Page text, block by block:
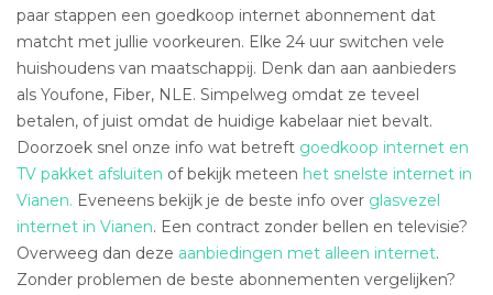
paar stappen een goedkoop internet abonnement dat
matcht met jullie voorkeuren. Elke 24 uur switchen vele
huishoudens van maatschappij. Denk dan aan aanbieders
als Youfone, Fiber, NLE. Simpelweg omdat ze teveel
betalen, of juist omdat de huidige kabelaar niet bevalt.
Doorzoek snel onze info wat betreft goedkoop internet en
TV pakket afsluiten of bekijk meteen het snelste internet in
Vianen. Eveneens bekijk je de beste info over glasvezel
internet in Vianen. Een contract zonder bellen en televisie?
Overweeg dan deze aanbiedingen met alleen internet.
Zonder problemen de beste abonnementen vergelijken?